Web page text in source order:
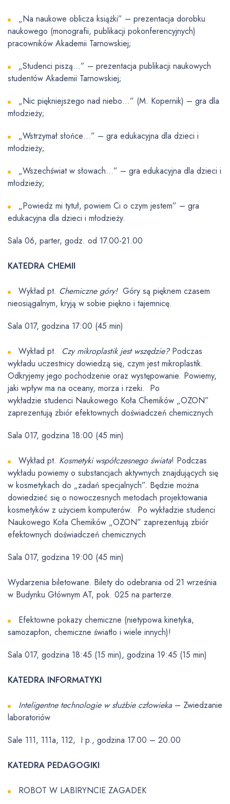
„Na naukowe oblicza książki” – prezentacja dorobku
naukowego (monografii, publikacji pokonferencyjnych)
pracowników Akademii Tarnowskiej;
„Studenci piszą…” – prezentacja publikacji naukowych
studentów Akademii Tarnowskiej;
„Nic piękniejszego nad niebo…” (M. Kopernik) – gra dla
młodzieży;
„Wstrzymał słońce…” – gra edukacyjna dla dzieci i
młodzieży;
„Wszechświat w słowach…” – gra edukacyjna dla dzieci i
młodzieży;
„Powiedz mi tytuł, powiem Ci o czym jestem” – gra
edukacyjna dla dzieci i młodzieży.
Sala 06, parter, godz. od 17.00-21.00
KATEDRA CHEMII
Wykład pt. Chemiczne góry! Góry są pięknem czasem
nieosiągalnym, kryją w sobie piękno i tajemnicę.
Sala 017, godzina 17:00 (45 min)
Wykład pt. Czy mikroplastik jest wszędzie? Podczas
wykładu uczestnicy dowiedzą się, czym jest mikroplastik.
Odkryjemy jego pochodzenie oraz występowanie. Powiemy,
jaki wpływ ma na oceany, morza i rzeki. Po
wykładzie studenci Naukowego Koła Chemików „OZON”
zaprezentują zbiór efektownych doświadczeń chemicznych
Sala 017, godzina 18:00 (45 min)
Wykład pt. Kosmetyki współczesnego świata! Podczas
wykładu powiemy o substancjach aktywnych znajdujących się
w kosmetykach do „zadań specjalnych”. Będzie można
dowiedzieć się o nowoczesnych metodach projektowania
kosmetyków z użyciem komputerów. Po wykładzie studenci
Naukowego Koła Chemików „OZON” zaprezentują zbiór
efektownych doświadczeń chemicznych
Sala 017, godzina 19:00 (45 min)
Wydarzenia biletowane. Bilety do odebrania od 21 września
w Budynku Głównym AT, pok. 025 na parterze.
Efektowne pokazy chemiczne (nietypowa kinetyka,
samozapłon, chemiczne światło i wiele innych)!
Sala 017, godzina 18:45 (15 min), godzina 19:45 (15 min)
KATEDRA INFORMATYKI
Inteligentne technologie w służbie człowieka – Zwiedzanie
laboratoriów
Sale 111, 111a, 112, I p., godzina 17.00 – 20.00
KATEDRA PEDAGOGIKI
ROBOT W LABIRYNCIE ZAGADEK